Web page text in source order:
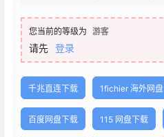
您当前的等级为 游客
请先 登录
千兆直连下载 1fichier 海外网盘
百度网盘下载 115 网盘下载